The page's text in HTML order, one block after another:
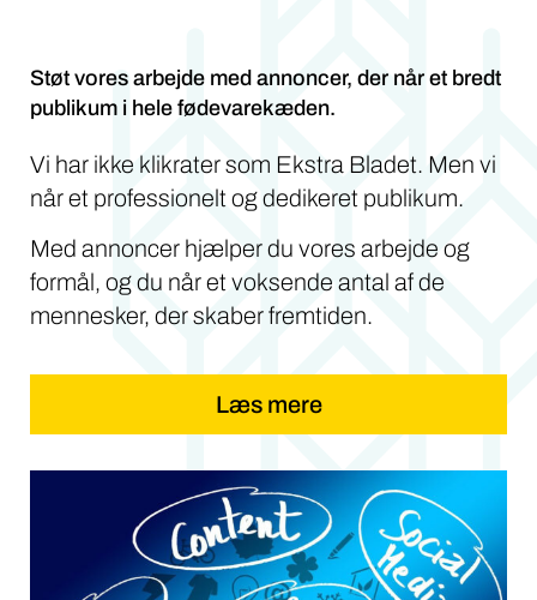
Støt vores arbejde med annoncer, der når et bredt
publikum i hele fødevarekæden.
Vi har ikke klikrater som Ekstra Bladet. Men vi
når et professionelt og dedikeret publikum.
Med annoncer hjælper du vores arbejde og
formål, og du når et voksende antal af de
mennesker, der skaber fremtiden.
Læs mere